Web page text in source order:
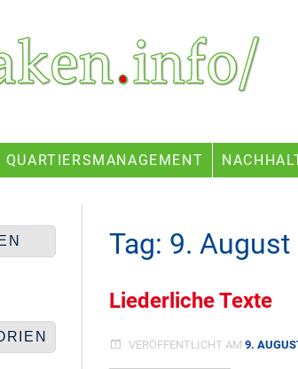
Nord
QUARTIERSMANAGEMENT
Tag: 9. August
Liederliche Texte
VERÖFFENTLICHT AM 9.